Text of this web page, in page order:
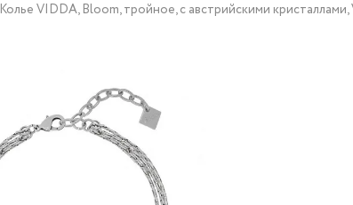
Колье VIDDA, Bloom, тройное, с австрийскими кристаллами,